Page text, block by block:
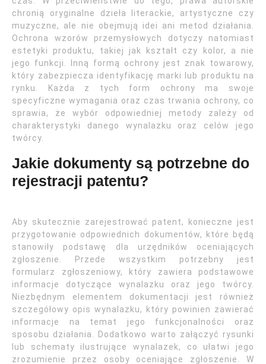
chronią oryginalne dzieła literackie, artystyczne czy
muzyczne, ale nie obejmują idei ani metod działania.
Ochrona wzorów przemysłowych dotyczy natomiast
estetyki produktu, takiej jak kształt czy kolor, a nie
jego funkcji. Inną formą ochrony jest znak towarowy,
który zabezpiecza identyfikację marki lub produktu na
rynku. Każda z tych form ochrony ma swoje
specyficzne wymagania oraz czas trwania ochrony, co
sprawia, że wybór odpowiedniej metody zależy od
charakterystyki danego wynalazku oraz celów jego
twórcy.
Jakie dokumenty są potrzebne do
rejestracji patentu?
Aby skutecznie zarejestrować patent, konieczne jest
przygotowanie odpowiednich dokumentów, które będą
stanowiły podstawę dla urzędników oceniających
zgłoszenie. Przede wszystkim potrzebny jest
formularz zgłoszeniowy, który zawiera podstawowe
informacje dotyczące wynalazku oraz jego twórcy.
Niezbędnym elementem dokumentacji jest również
szczegółowy opis wynalazku, który powinien zawierać
informacje na temat jego funkcjonalności oraz
sposobu działania. Dodatkowo warto załączyć rysunki
lub schematy ilustrujące wynalazek, co ułatwi jego
zrozumienie przez osoby oceniające zgłoszenie. W